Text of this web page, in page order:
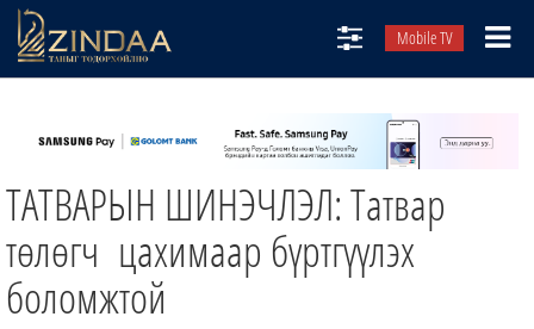
Mobile TV
ТВ8
ӨГЛӨӨНИЙ СОНИН
ЗИНДАА СЭТГҮҮЛ
ТАТВАРЫН ШИНЭЧЛЭЛ: Татвар
төлөгч цахимаар бүртгүүлэх
боломжтой